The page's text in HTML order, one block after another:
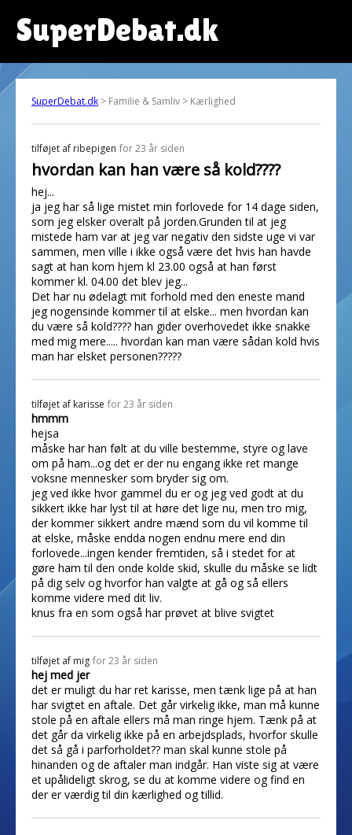
SuperDebat.dk
SuperDebat.dk > Familie & Samliv > Kærlighed
tilføjet af ribepigen for 23 år siden
hvordan kan han være så kold????
hej...
ja jeg har så lige mistet min forlovede for 14 dage siden,
som jeg elsker overalt på jorden.Grunden til at jeg
mistede ham var at jeg var negativ den sidste uge vi var
sammen, men ville i ikke også være det hvis han havde
sagt at han kom hjem kl 23.00 også at han først
kommer kl. 04.00 det blev jeg...
Det har nu ødelagt mit forhold med den eneste mand
jeg nogensinde kommer til at elske... men hvordan kan
du være så kold???? han gider overhovedet ikke snakke
med mig mere..... hvordan kan man være sådan kold hvis
man har elsket personen?????
tilføjet af karisse for 23 år siden
hmmm
hejsa
måske har han følt at du ville bestemme, styre og lave
om på ham...og det er der nu engang ikke ret mange
voksne mennesker som bryder sig om.
jeg ved ikke hvor gammel du er og jeg ved godt at du
sikkert ikke har lyst til at høre det lige nu, men tro mig,
der kommer sikkert andre mænd som du vil komme til
at elske, måske endda nogen endnu mere end din
forlovede...ingen kender fremtiden, så i stedet for at
gøre ham til den onde kolde skid, skulle du måske se lidt
på dig selv og hvorfor han valgte at gå og så ellers
komme videre med dit liv.
knus fra en som også har prøvet at blive svigtet
tilføjet af mig for 23 år siden
hej med jer
det er muligt du har ret karisse, men tænk lige på at han
har svigtet en aftale. Det går virkelig ikke, man må kunne
stole på en aftale ellers må man ringe hjem. Tænk på at
det går da virkelig ikke på en arbejdsplads, hvorfor skulle
det så gå i parforholdet?? man skal kunne stole på
hinanden og de aftaler man indgår. Han viste sig at være
et upålideligt skrog, se du at komme videre og find en
der er værdig til din kærlighed og tillid.